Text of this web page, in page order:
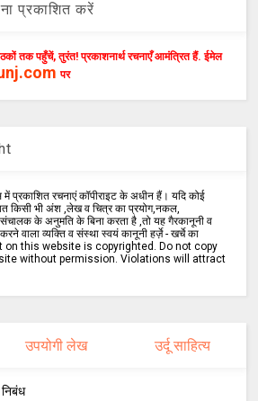
प्रकाशित करें
तक पहुँचें, तुरंत! प्रकाशनार्थ रचनाएँ आमंत्रित हैं. ईमेल
पर
में प्रकाशित रचनाएं कॉपीराइट के अधीन हैं। यदि कोई
किसी भी अंश ,लेख व चित्र का प्रयोग,नकल,
के अनुमति के बिना करता है ,तो यह गैरकानूनी व
वाला व्यक्ति व संस्था स्वयं कानूनी हर्ज़े - खर्चे का
on this website is copyrighted. Do not copy
without permission. Violations will attract
उपयोगी लेख उर्दू साहित्य